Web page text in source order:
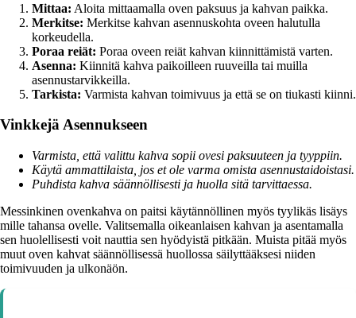
Mittaa: Aloita mittaamalla oven paksuus ja kahvan paikka.
Merkitse: Merkitse kahvan asennuskohta oveen halutulla
korkeudella.
Poraa reiät: Poraa oveen reiät kahvan kiinnittämistä varten.
Asenna: Kiinnitä kahva paikoilleen ruuveilla tai muilla
asennustarvikkeilla.
Tarkista: Varmista kahvan toimivuus ja että se on tiukasti kiinni.
Vinkkejä Asennukseen
Varmista, että valittu kahva sopii ovesi paksuuteen ja tyyppiin.
Käytä ammattilaista, jos et ole varma omista asennustaidoistasi.
Puhdista kahva säännöllisesti ja huolla sitä tarvittaessa.
Messinkinen ovenkahva on paitsi käytännöllinen myös tyylikäs lisäys
mille tahansa ovelle. Valitsemalla oikeanlaisen kahvan ja asentamalla
sen huolellisesti voit nauttia sen hyödyistä pitkään. Muista pitää myös
muut oven kahvat säännöllisessä huollossa säilyttääksesi niiden
toimivuuden ja ulkonäön.